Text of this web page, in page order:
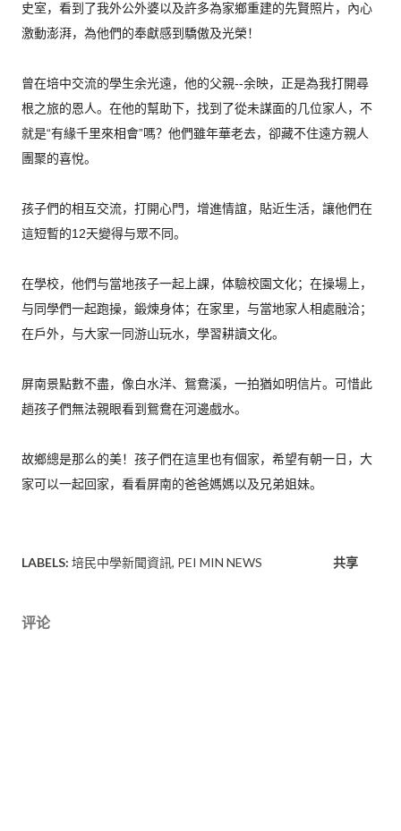
史室， 看到了我外公外婆以及許多為家鄉重建的先賢照片，內心
激動澎湃， 為他們的奉獻感到驕傲及光榮！
曾在培中交流的學生余光遠，他的父親--余映， 正是為我打開尋
根之旅的恩人。在他的幫助下， 找到了從未謀面的几位家人，不
就是“有緣千里來相會”嗎？ 他們雖年華老去，卻藏不住遠方親人
團聚的喜悅。
孩子們的相互交流，打開心門，增進情誼，貼近生活， 讓他們在
這短暫的12天變得与眾不同。
在學校，他們与當地孩子一起上課，体驗校園文化；在操場上，
与同學們一起跑操，鍛煉身体；在家里，与當地家人相處融洽；
在戶外，与大家一同游山玩水，學習耕讀文化。
屏南景點數不盡，像白水洋、鴛鴦溪，一拍猶如明信片。 可惜此
趟孩子們無法親眼看到鴛鴦在河邊戲水。
故鄉總是那么的美！孩子們在這里也有個家，希望有朝一日， 大
家可以一起回家，看看屏南的爸爸媽媽以及兄弟姐妹。
LABELS: 培民中學新聞資訊 PEI MIN NEWS 共享
评论